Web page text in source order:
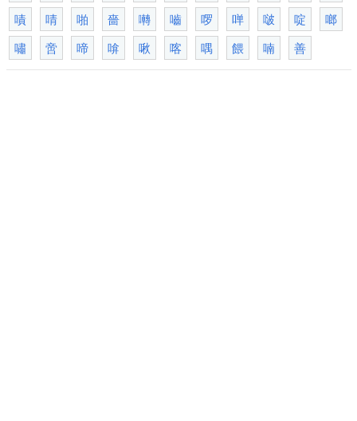
嘖
啨 啪 嗇 囀 嚙 啰 啴 啵 啶
啷
嘯
啻 啼 啽 啾 喀 喁 餵 喃 善